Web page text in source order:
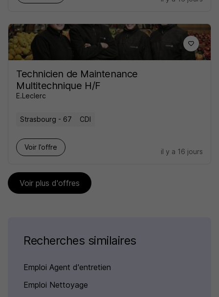
Technicien de Maintenance
Multitechnique H/F
E.Leclerc
Strasbourg - 67 CDI
Voir l’offre
il y a 16 jours
Voir plus d'offres
Recherches similaires
Emploi Agent d'entretien
Emploi Nettoyage